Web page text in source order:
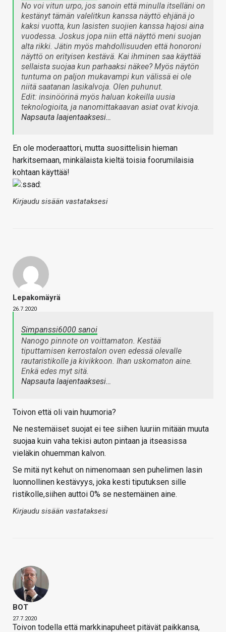
No voi vitun urpo, jos sanoin että minulla itselläni on
kestänyt tämän valelitkun kanssa näyttö ehjänä jo
kaksi vuotta, kun lasisten suojien kanssa hajosi aina
vuodessa. Joskus jopa niin että näyttö meni suojan
alta rikki. Jätin myös mahdollisuuden että honoroni
näyttö on erityisen kestävä. Kai ihminen saa käyttää
sellaista suojaa kun parhaaksi näkee? Myös näytön
tuntuma on paljon mukavampi kun välissä ei ole
niitä saatanan lasikalvoja. Olen puhunut.
Edit: insinöörinä myös haluan kokeilla uusia
teknologioita, ja nanomittakaavan asiat ovat kivoja.
Napsauta laajentaaksesi…
En ole moderaattori, mutta suosittelisin hieman
harkitsemaan, minkälaista kieltä toisia foorumilaisia
kohtaan käyttää!
Kirjaudu sisään vastataksesi
Lepakomäyrä
26.7.2020
Simpanssi6000 sanoi
Nanogo pinnote on voittamaton. Kestää
tiputtamisen kerrostalon oven edessä olevalle
rautaristikolle ja kivikkoon. Ihan uskomaton aine.
Enkä edes myt sitä.
Napsauta laajentaaksesi…
Toivon että oli vain huumoria?
Ne nestemäiset suojat ei tee siihen luuriin mitään muuta
suojaa kuin vaha tekisi auton pintaan ja itseasissa
vieläkin ohuemman kalvon.
Se mitä nyt kehut on nimenomaan sen puhelimen lasin
luonnollinen kestävyys, joka kesti tiputuksen sille
ristikolle,siihen auttoi 0% se nestemäinen aine.
Kirjaudu sisään vastataksesi
BOT
27.7.2020
Toivon todella että markkinapuheet pitävät paikkansa,